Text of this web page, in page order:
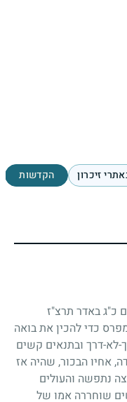
זיכרון הקדשות
כ"ג באדר תרצ"ז
כדי להכין את בואה
לא-דרך ובתנאים קשים
אחיו הבכור, שהיה אז
נתפשה והעולים
שוחררה אמו של